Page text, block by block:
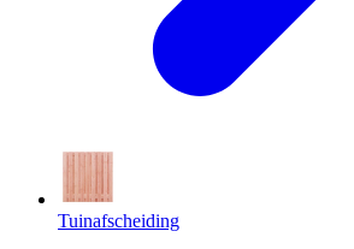
Tuinafscheiding